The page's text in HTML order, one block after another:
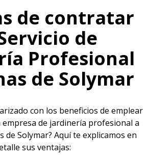
de contratar
de
Profesional
de Solymar
con los beneficios de emplear
empresa de jardinería profesional a
de Solymar? Aquí te explicamos en
sus ventajas: